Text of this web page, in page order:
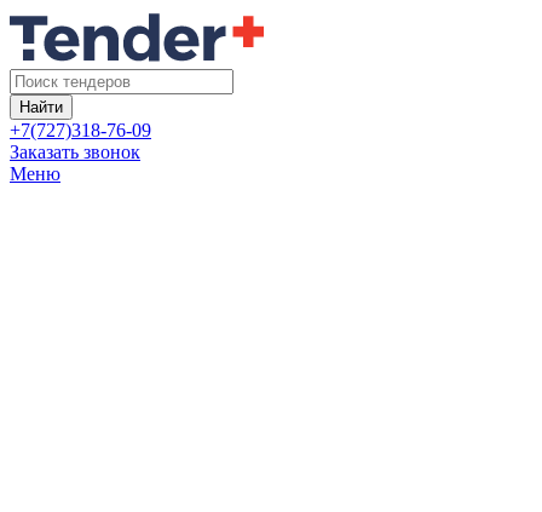
Найти
+7(727)318-76-09
Заказать звонок
Меню